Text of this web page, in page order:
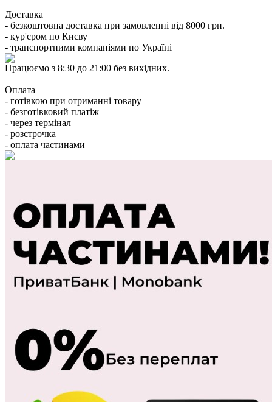
Доставка
- безкоштовна доставка при замовленні від 8000 грн.
- кур'єром по Києву
- транспортними компаніями по Україні
Працюємо з 8:30 до 21:00 без вихідних.
Оплата
- готівкою при отриманні товару
- безготівковий платіж
- через термінал
- розстрочка
- оплата частинами